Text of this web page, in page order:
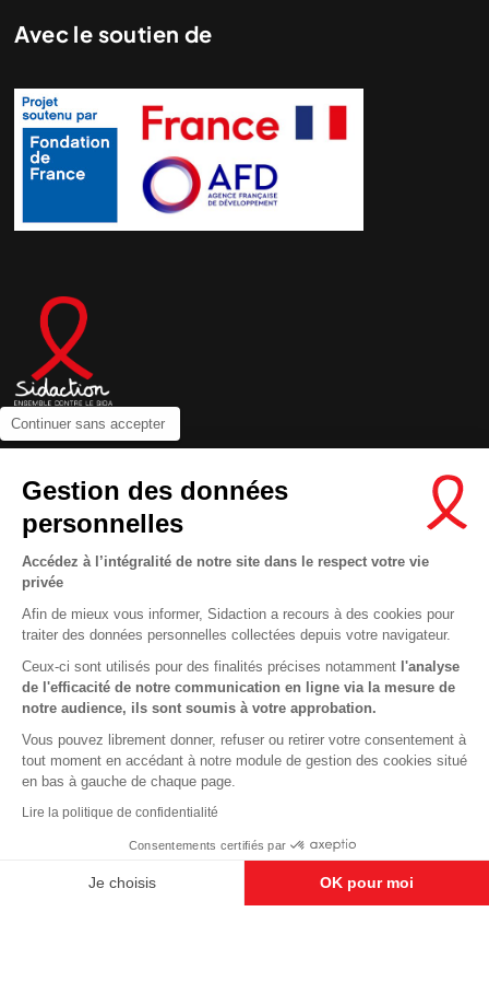
Continuer sans accepter
Gestion des données
personnelles
Accédez à l’intégralité de notre site dans le respect votre vie
privée
Afin de mieux vous informer, Sidaction a recours à des cookies pour
traiter des données personnelles collectées depuis votre navigateur.
Ceux-ci sont utilisés pour des finalités précises notamment l'analyse
de l'efficacité de notre communication en ligne via la mesure de
notre audience, ils sont soumis à votre approbation.
Vous pouvez librement donner, refuser ou retirer votre consentement à
tout moment en accédant à notre module de gestion des cookies situé
en bas à gauche de chaque page.
Lire la politique de confidentialité
Consentements certifiés par
Je choisis OK pour moi
Avec le soutien de
Newsletter
Nous suivre sur les réseaux :
MENTIONS LÉGALES
CONDITIONS D’UTILISATION ET PROTECTION DES DONNÉES
COOKIES
This site uses cookies and gives you control over what you want to
En savoir plus